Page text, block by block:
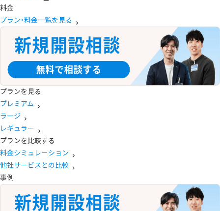
料金
プラン・料金一覧を見る
プランを見る
プレミアム
ラージ
レギュラー
プランを比較する
料金シミュレーション
他社サービスとの比較
事例